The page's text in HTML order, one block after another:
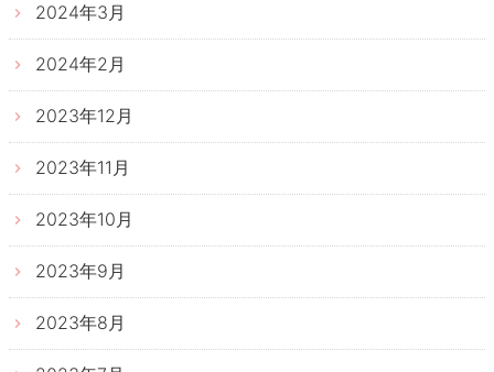
2024年3月
2024年2月
2023年12月
2023年11月
2023年10月
2023年9月
2023年8月